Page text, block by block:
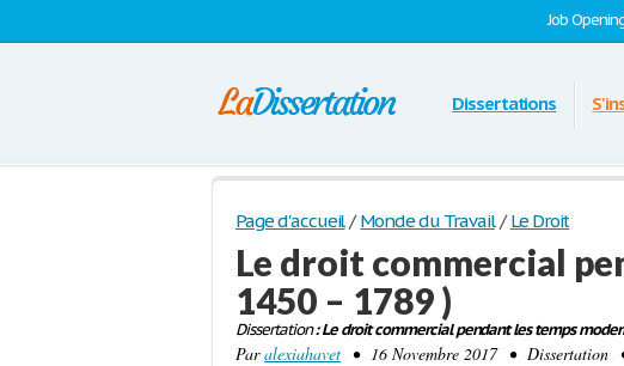
Job
Dissertations
Page d'accueil / Monde du Travail / Le Droit
Le droit commercial
1450 – 1789 )
Dissertation: Le droit commercial pendant les temps
Paralexiahavet • 16 Novembre 2017 • Dissertation